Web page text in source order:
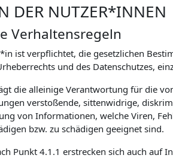
DER NUTZER*INNEN
Verhaltensregeln
ist verpflichtet, die gesetzlichen
und des Datenschutzes,
die alleinige Verantwortung für die
verstoßende, sittenwidrige,
von Informationen, welche Viren,
bzw. zu schädigen geeignet sind.
Punkt 4.1.1 erstrecken sich auch